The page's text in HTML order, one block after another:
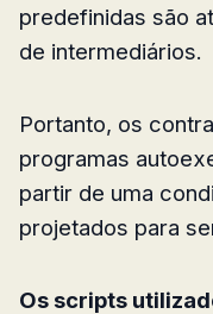
predefinidas são
de intermediários.
Portanto, os
programas
partir de uma
projetados para
Os scripts